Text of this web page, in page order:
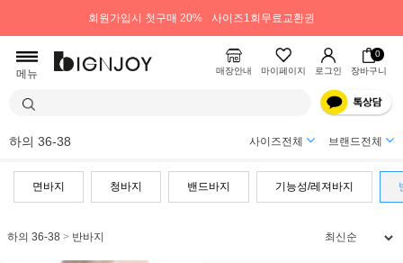
회원가입시 첫구매 20% 사이즈1회무료교환권
메뉴 매장안내 마이페이지 로그인
0
장바구니
하의 36-38 사이즈전체 브랜드전체
면바지 청바지 밴드바지 기능성/레져바지
하의 36-38 > 반바지